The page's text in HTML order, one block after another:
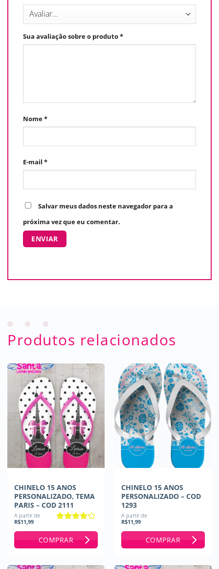
Sua avaliação sobre o produto*
Nome*
E-mail *
Salvar meus dados neste navegador para a
próxima vez que eu comentar.
Produtos relacionados
CHINELO 15 ANOS
PERSONALIZADO, TEMA
PARIS – COD 2111
A partir de
R$11,99
COMPRAR
CHINELO 15 ANOS
PERSONALIZADO – COD
1293
A partir de
R$11,99
COMPRAR